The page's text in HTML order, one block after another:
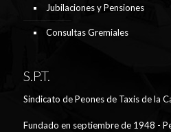
Jubilaciones y Pensiones
Consultas Gremiales
S.P.T.
Sindicato de Peones de Taxis de la
Fundado en septiembre de 1948 -